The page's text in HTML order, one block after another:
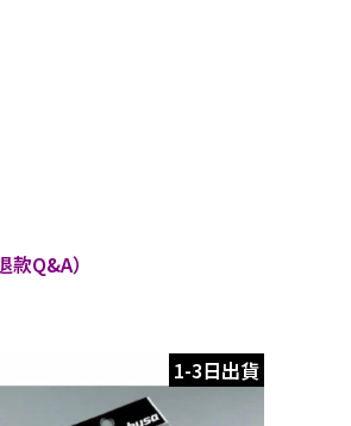
Q&A）
1-3日出貨